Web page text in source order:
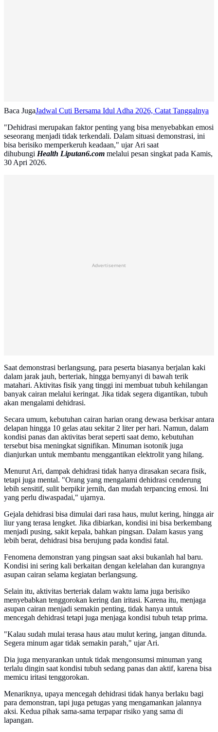
Baca JugaJadwal Cuti Bersama Idul Adha 2026, Catat Tanggalnya
"Dehidrasi merupakan faktor penting yang bisa menyebabkan emosi
seseorang menjadi tidak terkendali. Dalam situasi demonstrasi, ini
bisa berisiko memperkeruh keadaan," ujar Ari saat
dihubungi Health Liputan6.com melalui pesan singkat pada Kamis,
30 Apri 2026.
Advertisement
Saat demonstrasi berlangsung, para peserta biasanya berjalan kaki
dalam jarak jauh, berteriak, hingga bernyanyi di bawah terik
matahari. Aktivitas fisik yang tinggi ini membuat tubuh kehilangan
banyak cairan melalui keringat. Jika tidak segera digantikan, tubuh
akan mengalami dehidrasi.
Secara umum, kebutuhan cairan harian orang dewasa berkisar antara
delapan hingga 10 gelas atau sekitar 2 liter per hari. Namun, dalam
kondisi panas dan aktivitas berat seperti saat demo, kebutuhan
tersebut bisa meningkat signifikan. Minuman isotonik juga
dianjurkan untuk membantu menggantikan elektrolit yang hilang.
Menurut Ari, dampak dehidrasi tidak hanya dirasakan secara fisik,
tetapi juga mental. "Orang yang mengalami dehidrasi cenderung
lebih sensitif, sulit berpikir jernih, dan mudah terpancing emosi. Ini
yang perlu diwaspadai," ujarnya.
Gejala dehidrasi bisa dimulai dari rasa haus, mulut kering, hingga air
liur yang terasa lengket. Jika dibiarkan, kondisi ini bisa berkembang
menjadi pusing, sakit kepala, bahkan pingsan. Dalam kasus yang
lebih berat, dehidrasi bisa berujung pada kondisi fatal.
Fenomena demonstran yang pingsan saat aksi bukanlah hal baru.
Kondisi ini sering kali berkaitan dengan kelelahan dan kurangnya
asupan cairan selama kegiatan berlangsung.
Selain itu, aktivitas berteriak dalam waktu lama juga berisiko
menyebabkan tenggorokan kering dan iritasi. Karena itu, menjaga
asupan cairan menjadi semakin penting, tidak hanya untuk
mencegah dehidrasi tetapi juga menjaga kondisi tubuh tetap prima.
"Kalau sudah mulai terasa haus atau mulut kering, jangan ditunda.
Segera minum agar tidak semakin parah," ujar Ari.
Dia juga menyarankan untuk tidak mengonsumsi minuman yang
terlalu dingin saat kondisi tubuh sedang panas dan aktif, karena bisa
memicu iritasi tenggorokan.
Menariknya, upaya mencegah dehidrasi tidak hanya berlaku bagi
para demonstran, tapi juga petugas yang mengamankan jalannya
aksi. Kedua pihak sama-sama terpapar risiko yang sama di
lapangan.